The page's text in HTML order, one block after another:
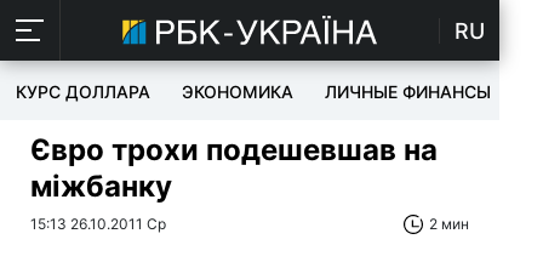
RU
КУРС ДОЛЛАРА ЭКОНОМИКА ЛИЧНЫЕ ФИНАНСЫ
Євро трохи подешевшав на
міжбанку
15:13 26.10.2011 Ср 2 мин